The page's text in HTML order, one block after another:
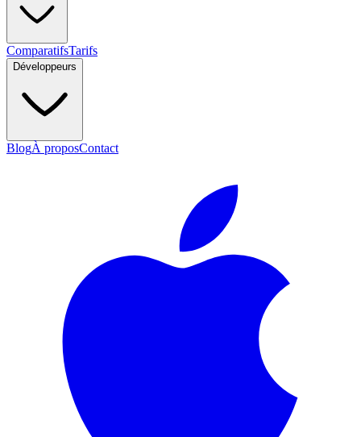
ComparatifsTarifs
Développeurs
BlogÀ proposContact